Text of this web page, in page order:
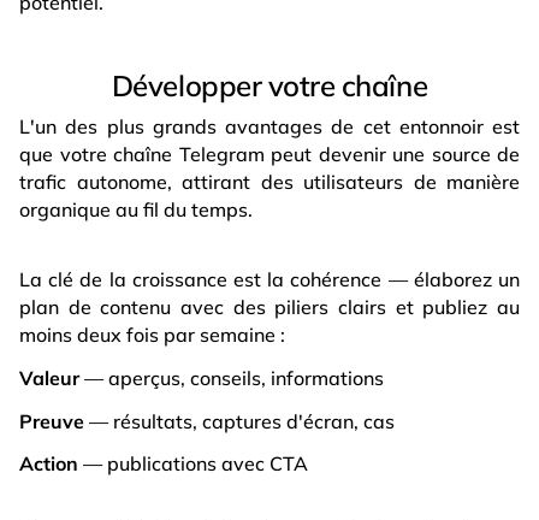
Développer votre chaîne
L'un des plus grands avantages de cet entonnoir est
que votre chaîne Telegram peut devenir une source de
trafic autonome, attirant des utilisateurs de manière
organique au fil du temps.
La clé de la croissance est la cohérence — élaborez un
plan de contenu avec des piliers clairs et publiez au
moins deux fois par semaine :
Valeur— aperçus, conseils, informations
Preuve — résultats, captures d'écran, cas
Action — publications avec CTA